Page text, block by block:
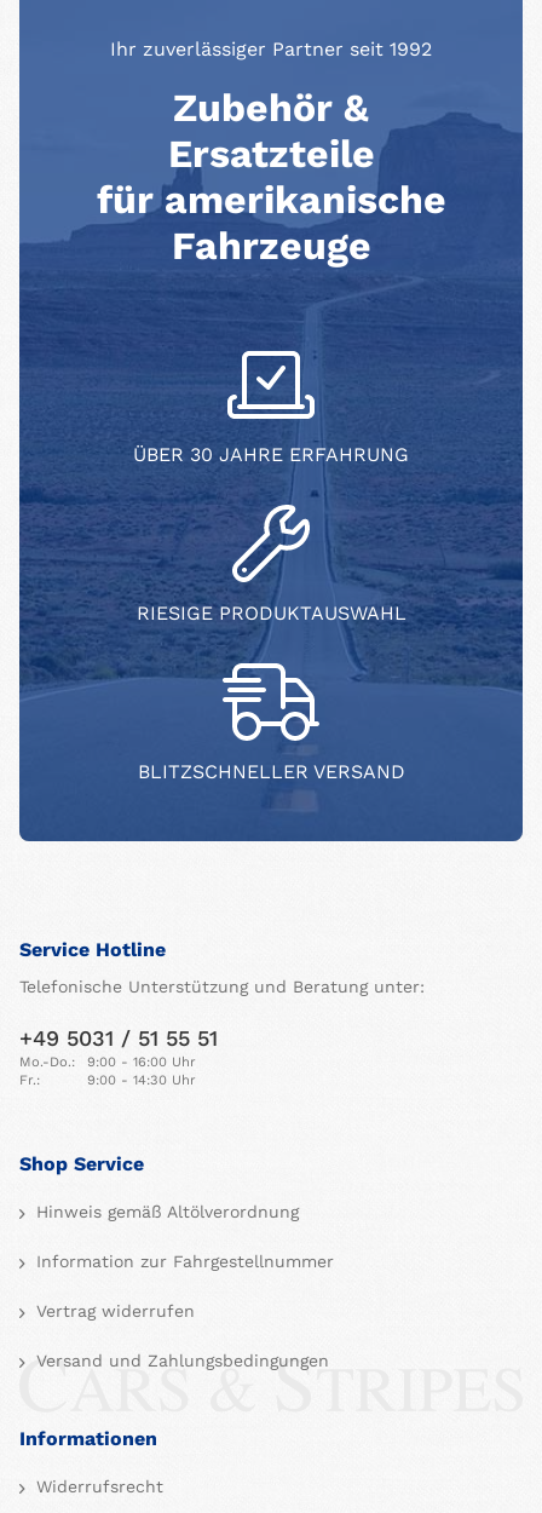
Ihr zuverlässiger Partner seit 1992
Zubehör &
Ersatzteile
für amerikanische
Fahrzeuge
ÜBER 30 JAHRE ERFAHRUNG
RIESIGE PRODUKTAUSWAHL
BLITZSCHNELLER VERSAND
Service Hotline
Telefonische Unterstützung und Beratung unter:
+49 5031 / 51 55 51
Mo.-Do.:
9:00 - 16:00 Uhr
Fr.:
9:00 - 14:30 Uhr
Shop Service
Hinweis gemäß Altölverordnung
Information zur Fahrgestellnummer
Vertrag widerrufen
Versand und Zahlungsbedingungen
Informationen
Widerrufsrecht